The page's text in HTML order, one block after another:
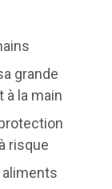
grande
à la main
risque